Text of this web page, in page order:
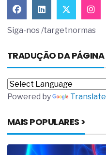
Siga-nos /targetnormas
TRADUÇÃO DA PÁGINA
Powered by Translate
MAIS POPULARES >